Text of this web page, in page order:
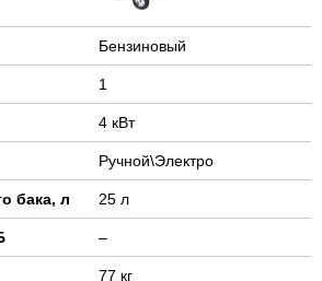
бака, л
Бензиновый
1
4 кВт
Ручной\Электро
25 л
–
77 кг